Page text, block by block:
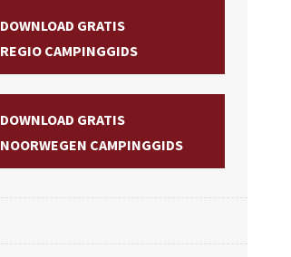
DOWNLOAD GRATIS
REGIO CAMPINGGIDS
DOWNLOAD GRATIS
NOORWEGEN CAMPINGGIDS